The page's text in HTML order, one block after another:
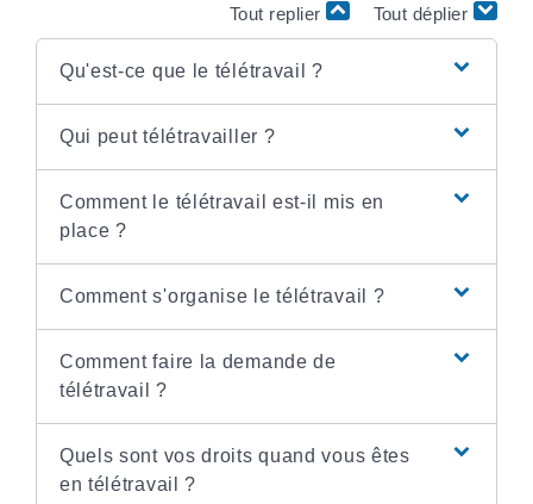
Tout replier Tout déplier
Qu'est-ce que le télétravail ?
Qui peut télétravailler ?
Comment le télétravail est-il mis en
place ?
Comment s'organise le télétravail ?
Comment faire la demande de
télétravail ?
Quels sont vos droits quand vous êtes
en télétravail ?